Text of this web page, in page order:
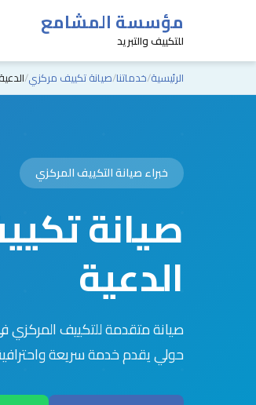
مؤسسة المشامع
للتكييف والتبريد
الرئيسية خدماتنا صيانة تكييف مركزي الدعية
خبراء صيانة التكييف المركزي
صيانة
الدعية
صيانة متقدمة للتكييف المركزي
حولي يقدم خدمة سريعة